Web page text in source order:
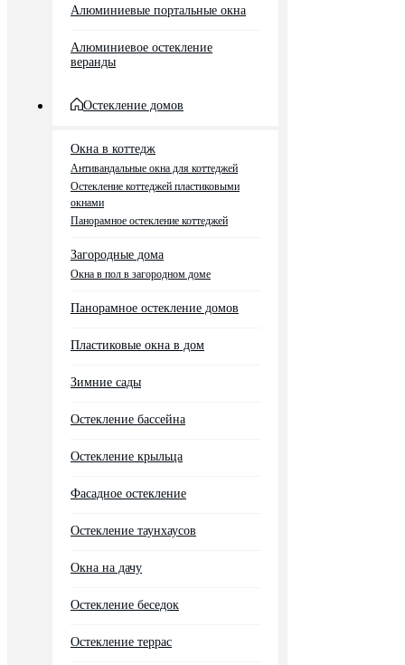
Алюминиевые портальные окна
Алюминиевое остекление
веранды
Остекление домов
Окна в коттедж
Антивандальные окна для коттеджей
Остекление коттеджей пластиковыми
окнами
Панорамное остекление коттеджей
Загородные дома
Окна в пол в загородном доме
Панорамное остекление домов
Пластиковые окна в дом
Зимние сады
Остекление бассейна
Остекление крыльца
Фасадное остекление
Остекление таунхаусов
Окна на дачу
Остекление беседок
Остекление террас